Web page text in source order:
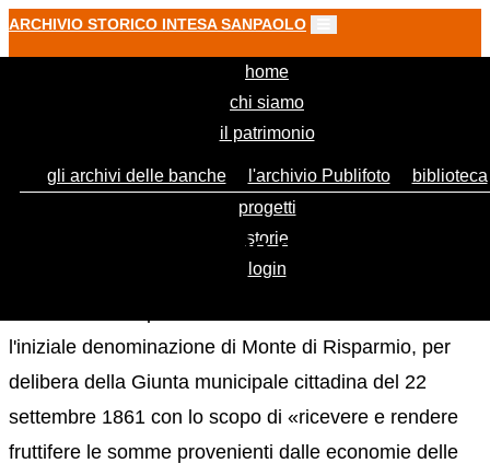
ARCHIVIO STORICO INTESA SANPAOLO
home(current)
chi siamo
il patrimonio
gli archivi delle banche l'archivio Publifoto
biblioteca
progetti
storie
login
Cassa di Risparmio di Loreto
l'iniziale denominazione di Monte di Risparmio, per
delibera della Giunta municipale cittadina del 22
settembre 1861 con lo scopo di «ricevere e rendere
fruttifere le somme provenienti dalle economie delle